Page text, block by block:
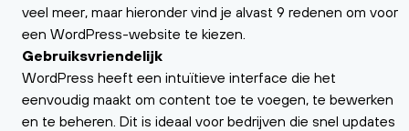
veel meer, maar hieronder vind je alvast 9 redenen om voor
een WordPress-website te kiezen.
Gebruiksvriendelijk
WordPress heeft een intuïtieve interface die het
eenvoudig maakt om content toe te voegen, te bewerken
en te beheren. Dit is ideaal voor bedrijven die snel updates